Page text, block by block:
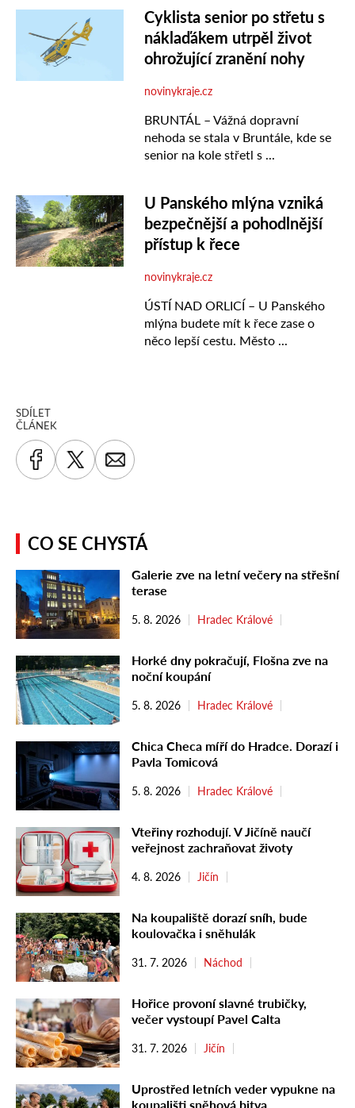
SDÍLET
ČLÁNEK
CO SE CHYSTÁ
Galerie zve na letní večery na střešní
terase
5. 8. 2026 Hradec Králové
Horké dny pokračují, Flošna zve na
noční koupání
5. 8. 2026 Hradec Králové
Chica Checa míří do Hradce. Dorazí i
Pavla Tomicová
5. 8. 2026 Hradec Králové
Vteřiny rozhodují. V Jičíně naučí
veřejnost zachraňovat životy
4. 8. 2026 Jičín
Na koupaliště dorazí sníh, bude
koulovačka i sněhulák
31. 7. 2026 Náchod
Hořice provoní slavné trubičky,
večer vystoupí Pavel Calta
31. 7. 2026 Jičín
Uprostřed letních veder vypukne na
koupališti sněhová bitva